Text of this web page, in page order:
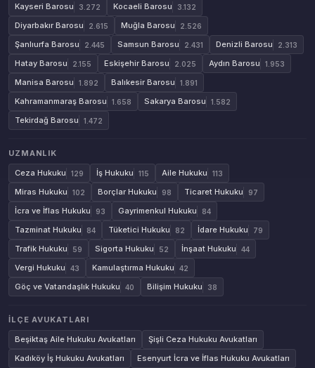
Kayseri Barosu 3.272 Kocaeli Barosu 3.132
Diyarbakır Barosu 2.615 Muğla Barosu 2.526
Şanlıurfa Barosu 2.445 Samsun Barosu 2.431 Denizli Barosu 2.313
Hatay Barosu 2.155 Eskişehir Barosu 2.025 Aydın Barosu 1.953
Manisa Barosu 1.892 Balıkesir Barosu 1.891
Kahramanmaraş Barosu 1.658 Sakarya Barosu 1.582
Tekirdağ Barosu 1.472
UZMANLIK
Ceza Hukuku
129 İş Hukuku 115 Aile Hukuku 113
Miras Hukuku 102 Borçlar Hukuku 98 Ticaret Hukuku 97
İcra ve İflas Hukuku 93 Gayrimenkul Hukuku 84
Tazminat Hukuku 84 Tüketici Hukuku 82 İdare Hukuku 79
Trafik Hukuku 59 Sigorta Hukuku 52 İnşaat Hukuku 44
Vergi Hukuku 43 Kamulaştırma Hukuku 42
Göç ve Vatandaşlık Hukuku 40 Bilişim Hukuku 38
İLÇE AVUKATLARI
Beşiktaş Aile Hukuku Avukatları
Şişli Ceza Hukuku Avukatları
Kadıköy İş Hukuku Avukatları
Esenyurt İcra ve İflas Hukuku Avukatları